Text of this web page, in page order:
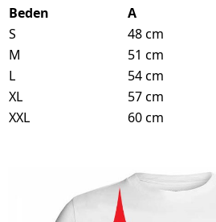
Beden A
S
48 cm
M
51 cm
L
54 cm
XL
57 cm
XXL
60 cm